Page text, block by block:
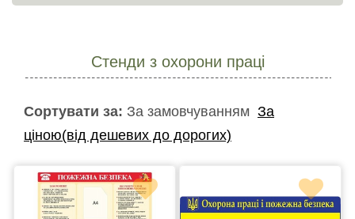
Стенди з охорони праці
Сортувати за: За замовчуванням За
ціною(від дешевих до дорогих)